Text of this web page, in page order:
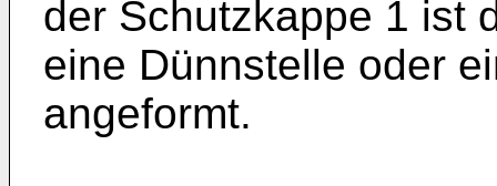
der Schutzkappe 1 ist
eine Dünnstelle oder
angeformt.